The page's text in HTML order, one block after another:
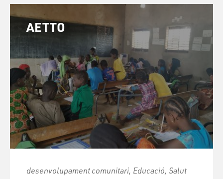
AETTO
desenvolupament comunitari, Educació, Salut